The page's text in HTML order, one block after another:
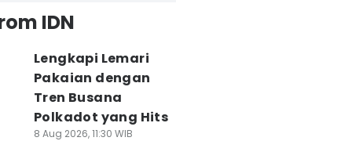
IDN
Lengkapi Lemari
Pakaian dengan
Tren Busana
Polkadot yang Hits
8 Aug 2026, 11:30 WIB